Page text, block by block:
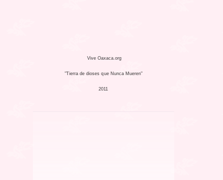
Vive Oaxaca.org
"Tierra de dioses que Nunca Mueren"
2011